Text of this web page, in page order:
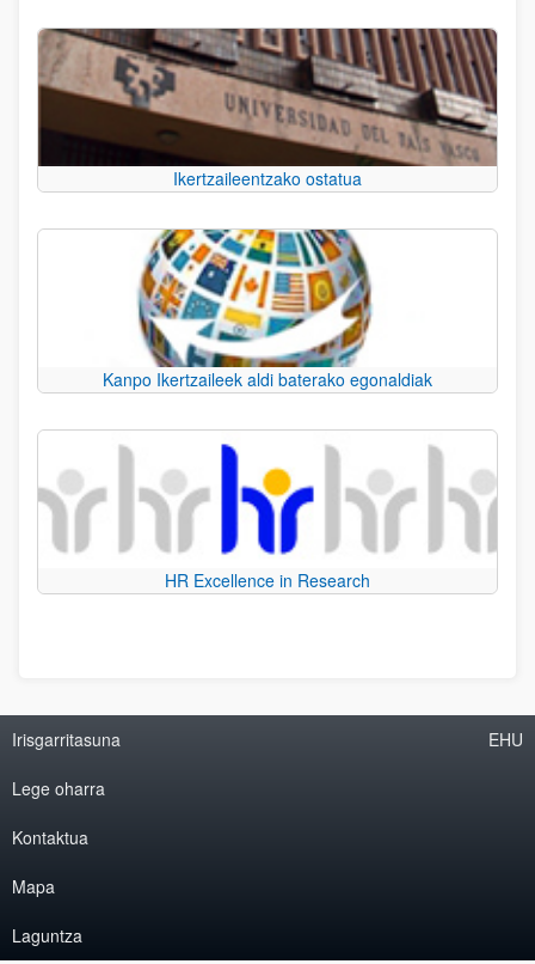
Ikertzaileentzako ostatua
Kanpo Ikertzaileek aldi baterako egonaldiak
HR Excellence in Research
Irisgarritasuna
Lege oharra
Kontaktua
Mapa
Laguntza
EHU